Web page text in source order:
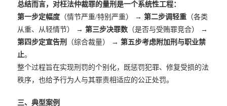
总结而言，对枉法仲裁罪的量刑是一个系统性工程：
第一步定幅度 （情节严重/特别严重） →第二步调轻重 （各类
从重、从轻情节） →第三步决罪数 （是否与受贿罪竞合） →
第四步定宣告刑
（综合裁量） →第五步考虑附加刑与职业禁
止。
整个过程旨在实现刑罚的个别化，既惩罚犯罪、修复受损的法
秩序，也给予行为人与其罪责相适应的公正处罚。
三、典型案例